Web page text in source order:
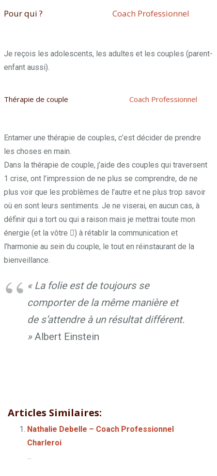
Pour qui ?
Coach Professionnel
Je reçois les adolescents, les adultes et les couples (parent-
enfant aussi).
Thérapie de couple
Coach Professionnel
Entamer une thérapie de couples, c’est décider de prendre
les choses en main.
Dans la thérapie de couple, j’aide des couples qui traversent
1 crise, ont l’impression de ne plus se comprendre, de ne
plus voir que les problèmes de l’autre et ne plus trop savoir
où en sont leurs sentiments. Je ne viserai, en aucun cas, à
définir qui a tort ou qui a raison mais je mettrai toute mon
énergie (et la vôtre ) à rétablir la communication et
l’harmonie au sein du couple, le tout en réinstaurant de la
bienveillance.
« La folie est de toujours se
comporter de la même manière et
de s’attendre à un résultat différent.
»Albert Einstein
Articles Similaires:
Nathalie Debelle – Coach Professionnel
Charleroi
...